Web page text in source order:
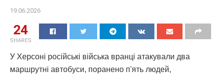
19.06.2026
24
SHARES
У Херсоні російські війська вранці атакували два
маршрутні автобуси, поранено п'ять людей,